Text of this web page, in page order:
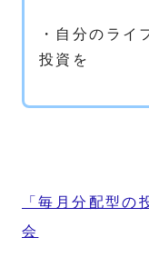
・自分のライ
投資を
「毎月分配型の
会